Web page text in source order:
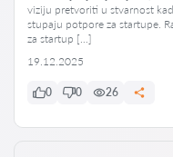
viziju pretvoriti u stvarnost
stupaju potpore za startupe.
za startup […]
19.12.2025
0 0 26